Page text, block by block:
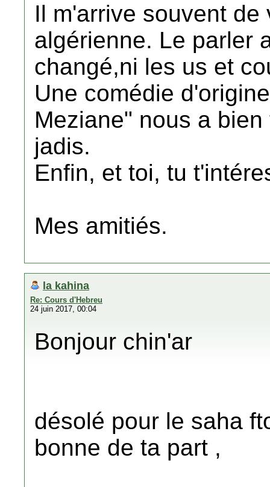
Il m'arrive souvent
algérienne. Le parler
changé,ni les us et
Une comédie
Meziane" nous a
jadis.
Enfin, et toi, tu
Mes amitiés.
la kahina
Re: Cours d'Hebreu
24 juin 2017, 00:04
Bonjour chin'ar
désolé pour le saha
bonne de ta part ,